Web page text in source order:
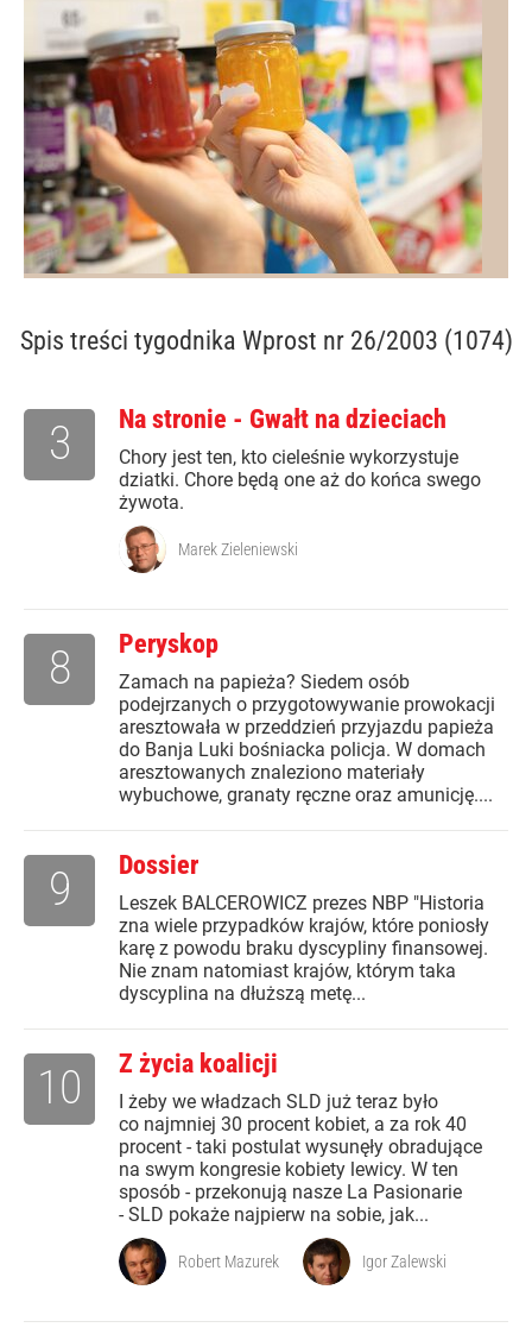
Spis treści tygodnika Wprost nr 26/2003 (1074)
Na stronie - Gwałt na dzieciach
Chory jest ten, kto cieleśnie wykorzystuje
dziatki. Chore będą one aż do końca swego
żywota.
3
Marek Zieleniewski
Peryskop
Zamach na papieża? Siedem osób
podejrzanych o przygotowywanie prowokacji
aresztowała w przeddzień przyjazdu papieża
do Banja Luki bośniacka policja. W domach
aresztowanych znaleziono materiały
wybuchowe, granaty ręczne oraz amunicję....
8
Dossier
Leszek BALCEROWICZ prezes NBP "Historia
zna wiele przypadków krajów, które poniosły
karę z powodu braku dyscypliny finansowej.
Nie znam natomiast krajów, którym taka
dyscyplina na dłuższą metę...
9
Z życia koalicji
I żeby we władzach SLD już teraz było
co najmniej 30 procent kobiet, a za rok 40
procent - taki postulat wysunęły obradujące
na swym kongresie kobiety lewicy. W ten
sposób - przekonują nasze La Pasionarie
- SLD pokaże najpierw na sobie, jak...
10
Robert Mazurek Igor Zalewski